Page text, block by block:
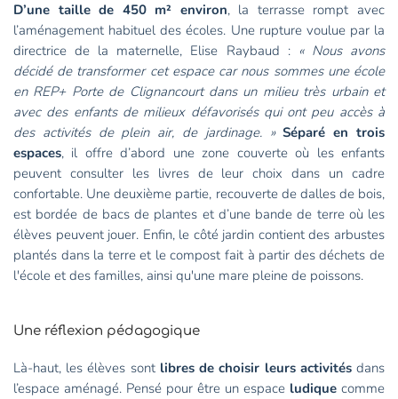
D’une taille de 450 m² environ, la terrasse rompt avec
l’aménagement habituel des écoles. Une rupture voulue par la
directrice de la maternelle, Elise Raybaud : « Nous avons
décidé de transformer cet espace car nous sommes une école
en REP+ Porte de Clignancourt dans un milieu très urbain et
avec des enfants de milieux défavorisés qui ont peu accès à
des activités de plein air, de jardinage. » Séparé en trois
espaces, il offre d’abord une zone couverte où les enfants
peuvent consulter les livres de leur choix dans un cadre
confortable. Une deuxième partie, recouverte de dalles de bois,
est bordée de bacs de plantes et d’une bande de terre où les
élèves peuvent jouer. Enfin, le côté jardin contient des arbustes
plantés dans la terre et le compost fait à partir des déchets de
l'école et des familles, ainsi qu'une mare pleine de poissons.
Une réflexion pédagogique
Là-haut, les élèves sontlibres de choisir leurs activitésdans
l’espace aménagé. Pensé pour être un espace ludique comme